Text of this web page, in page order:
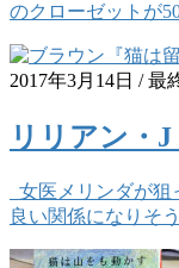
のクローゼットが
2017年3月14日 / 最
リリアン・
女医メリンダが狙
良い関係になりそ